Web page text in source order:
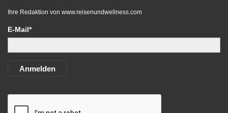
Ihre Redaktion von www.reisenundwellness.com
E-Mail*
Anmelden